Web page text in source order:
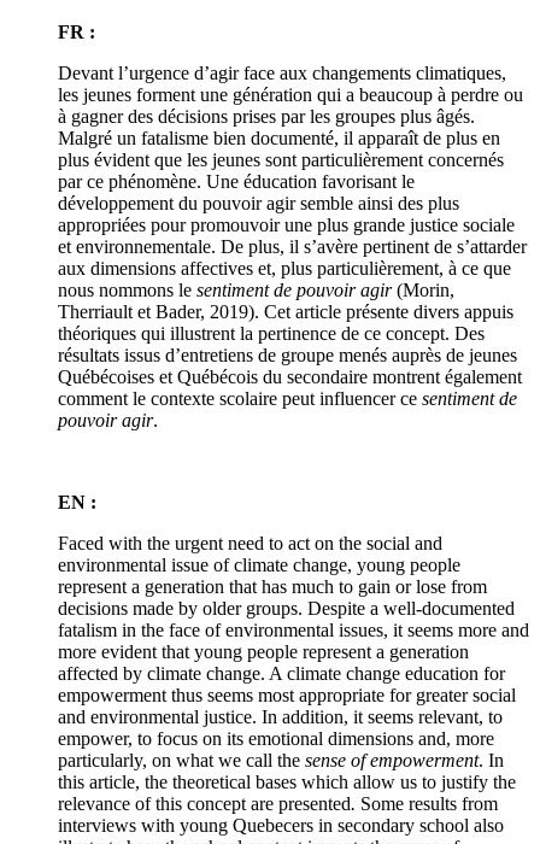
FR :
Devant l’urgence d’agir face aux changements climatiques,
les jeunes forment une génération qui a beaucoup à perdre ou
à gagner des décisions prises par les groupes plus âgés.
Malgré un fatalisme bien documenté, il apparaît de plus en
plus évident que les jeunes sont particulièrement concernés
par ce phénomène. Une éducation favorisant le
développement du pouvoir agir semble ainsi des plus
appropriées pour promouvoir une plus grande justice sociale
et environnementale. De plus, il s’avère pertinent de s’attarder
aux dimensions affectives et, plus particulièrement, à ce que
nous nommons le sentiment de pouvoir agir(Morin,
Therriault et Bader, 2019). Cet article présente divers appuis
théoriques qui illustrent la pertinence de ce concept. Des
résultats issus d’entretiens de groupe menés auprès de jeunes
Québécoises et Québécois du secondaire montrent également
comment le contexte scolaire peut influencer ce sentiment de
pouvoir agir.
EN :
Faced with the urgent need to act on the social and
environmental issue of climate change, young people
represent a generation that has much to gain or lose from
decisions made by older groups. Despite a well-documented
fatalism in the face of environmental issues, it seems more and
more evident that young people represent a generation
affected by climate change. A climate change education for
empowerment thus seems most appropriate for greater social
and environmental justice. In addition, it seems relevant, to
empower, to focus on its emotional dimensions and, more
particularly, on what we call the sense of empowerment. In
this article, the theoretical bases which allow us to justify the
relevance of this concept are presented. Some results from
interviews with young Quebecers in secondary school also